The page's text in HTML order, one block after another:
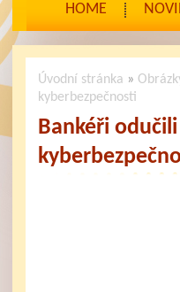
HOME
Úvodní stránka »
kyberbezpečnosti
Bankéři